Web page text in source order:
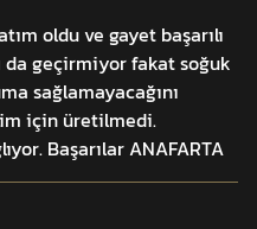
oldu ve gayet başarılı
da geçirmiyor fakat soğuk
sağlamayacağını
için üretilmedi.
Başarılar ANAFARTA